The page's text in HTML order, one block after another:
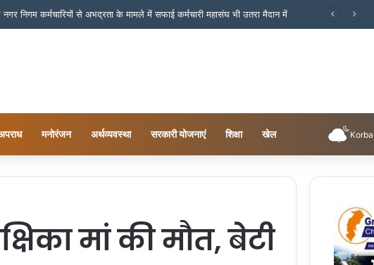
नेटवर्क की जनहित मुहिम का असर?
मनोरंजन अर्थव्यवस्था सरकारी योजनाएं शिक्षा खेल Korba
मां की मौत, बेटी